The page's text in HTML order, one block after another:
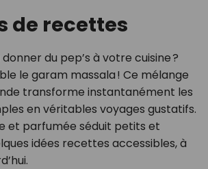
de recettes
du pep’s à votre cuisine ?
le garam massala ! Ce mélange
transforme instantanément les
en véritables voyages gustatifs.
et parfumée séduit petits et
idées recettes accessibles, à